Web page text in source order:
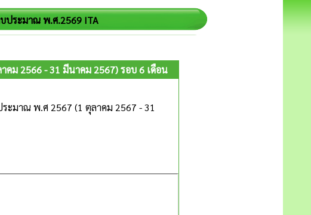
ประมาณ พ.ศ.2569 ITA
คม 2566 - 31 มีนาคม 2567) รอบ 6 เดือน
ะมาณ พ.ศ 2567 (1 ตุลาคม 2567 - 31